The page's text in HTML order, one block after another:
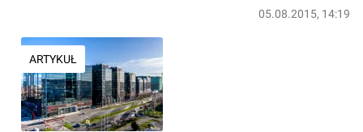
05.08.2015, 14:19
ARTYKUŁ